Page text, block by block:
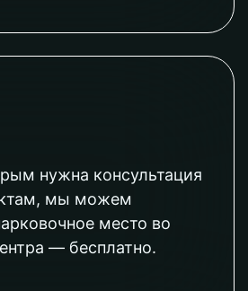
нужна консультация
мы можем
место во
— бесплатно.